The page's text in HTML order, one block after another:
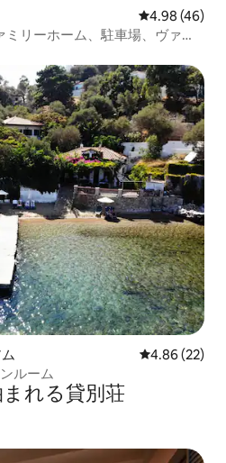
レビュー46
4.98 (46)
リーホーム、駐車場、ヴァテ
レビュー22
4.86 (22)
ルーム
れる貸別荘